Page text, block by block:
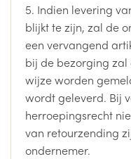
5. Indien levering
blijkt te zijn, zal de
een vervangend
bij de bezorging
wijze worden
wordt geleverd. Bij
herroepingsrecht
van retourzending
ondernemer.